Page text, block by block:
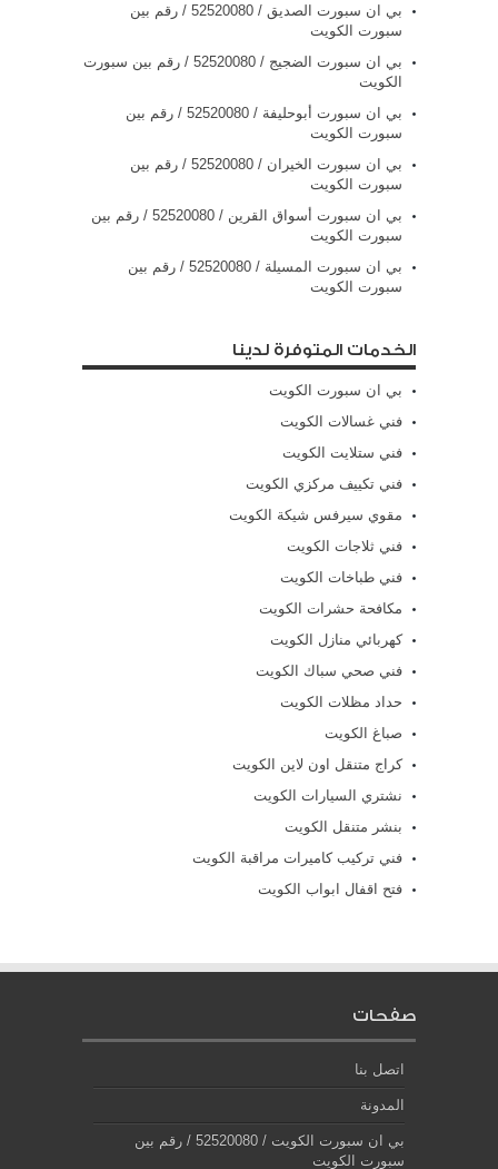
بي ان سبورت الصديق / 52520080 / رقم بين
سبورت الكويت
بي ان سبورت الضجيج / 52520080 / رقم بين سبورت
الكويت
بي ان سبورت أبوحليفة / 52520080 / رقم بين
سبورت الكويت
بي ان سبورت الخيران / 52520080 / رقم بين
سبورت الكويت
بي ان سبورت أسواق القرين / 52520080 / رقم بين
سبورت الكويت
بي ان سبورت المسيلة / 52520080 / رقم بين
سبورت الكويت
الخدمات المتوفرة لدينا
بي ان سبورت الكويت
فني غسالات الكويت
فني ستلايت الكويت
فني تكييف مركزي الكويت
مقوي سيرفس شيكة الكويت
فني ثلاجات الكويت
فني طباخات الكويت
مكافحة حشرات الكويت
كهربائي منازل الكويت
فني صحي سباك الكويت
حداد مظلات الكويت
صباغ الكويت
كراج متنقل اون لاين الكويت
نشتري السيارات الكويت
بنشر متنقل الكويت
فني تركيب كاميرات مراقبة الكويت
فتح اقفال ابواب الكويت
صفحات
اتصل بنا
المدونة
بي ان سبورت الكويت / 52520080 / رقم بين
سبورت الكويت